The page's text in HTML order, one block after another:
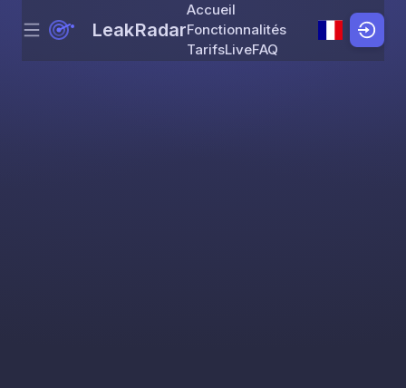
Skip to content
Menu LeakRadar
Accueil
Fonctionnalités
TarifsLiveFAQ